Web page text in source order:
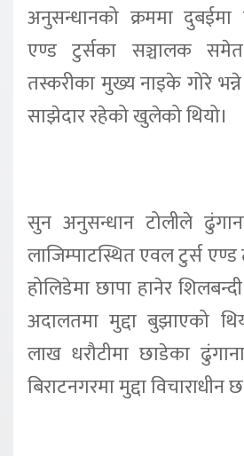
अनुसन्धानको क्रममा दुबईमा
एण्ड टुर्सका सञ्चालक
तस्करीका मुख्य नाइके गोरे
साझेदार रहेको खुलेको थियो।
सुन अनुसन्धान टोलीले
लाजिम्पाटस्थित एवल टुर्स एण्ड
होलिडेमा छापा हानेर
अदालतमा मुद्दा बुझाएको
लाख धरौटीमा छाडेका
बिराटनगरमा मुद्दा विचाराधीन